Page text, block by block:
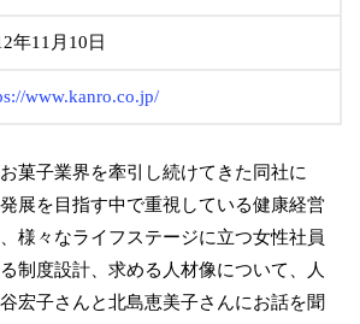
年11月10日
www.kanro.co.jp/
菓子業界を牽引し続けてきた同社に
展を目指す中で重視している健康経営
様々なライフステージに立つ女性社員
制度設計、求める人材像について、人
宏子さんと北島恵美子さんにお話を聞